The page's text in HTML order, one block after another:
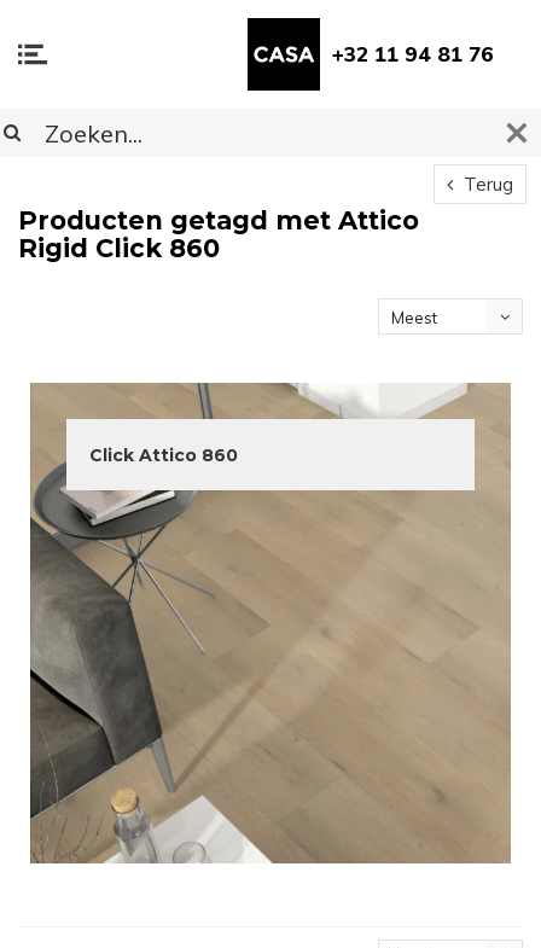
+32 11 94 81 76
Terug
Producten getagd met Attico
Rigid Click 860
Meest
Click Attico 860